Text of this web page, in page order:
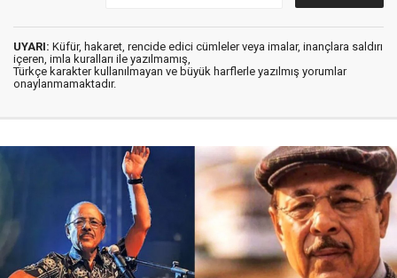
UYARI: Küfür, hakaret, rencide edici cümleler veya imalar, inançlara saldırı
içeren, imla kuralları ile yazılmamış,
Türkçe karakter kullanılmayan ve büyük harflerle yazılmış yorumlar
onaylanmamaktadır.